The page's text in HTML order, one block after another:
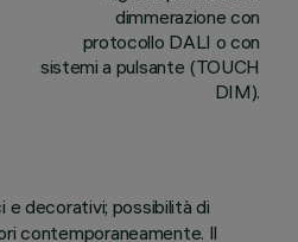
dimmerazione con
protocollo DALI o con
sistemi a pulsante (TOUCH
DIM).
e decorativi; possibilità di
contemporaneamente. Il